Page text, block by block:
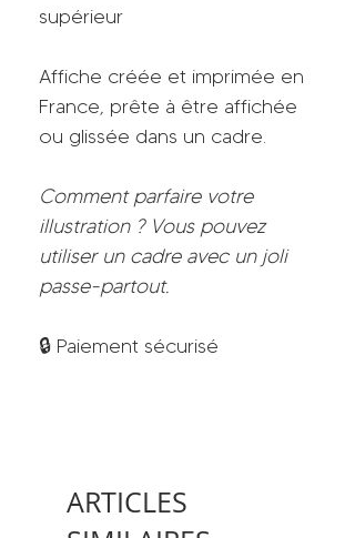
supérieur
Affiche créée et imprimée en
France, prête à être affichée
ou glissée dans un cadre.
Comment parfaire votre
illustration ? Vous pouvez
utiliser un cadre avec un joli
passe-partout.
🔒 Paiement sécurisé
ARTICLES